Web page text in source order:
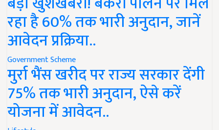
रहा है 60% तक भारी अनुदान, जानें
आवेदन प्रक्रिया..
Government Scheme
मुर्रा भैंस खरीद पर राज्य सरकार देंगी
75% तक भारी अनुदान, ऐसे करें
योजना में आवेदन..